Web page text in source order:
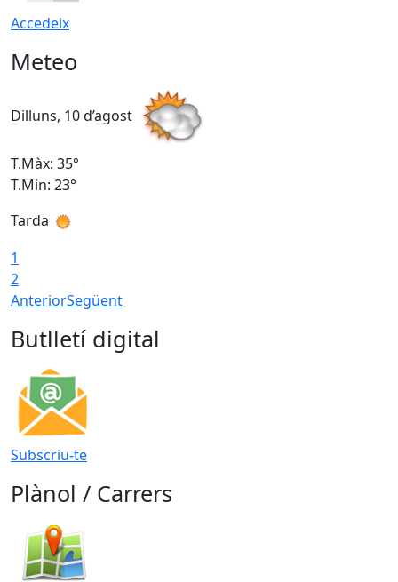
Accedeix
Meteo
Dilluns, 10 d’agost
T.Màx: 35°
T.Min: 23°
Tarda
1
2
AnteriorSegüent
Butlletí digital
Subscriu-te
Plànol / Carrers